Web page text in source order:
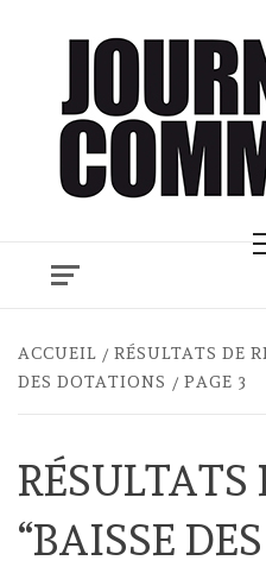
Menu
ACCUEIL
RÉSULTATS DE
DES DOTATIONS
PAGE 3
RÉSULTATS
“BAISSE DES